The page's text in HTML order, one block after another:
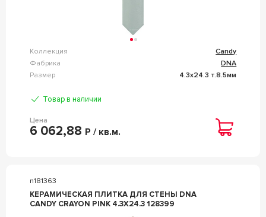
Коллекция
Candy
Фабрика
DNA
Размер
4.3x24.3 т.8.5мм
Товар в наличии
Цена
6 062,88 Р / кв.м.
n181363
КЕРАМИЧЕСКАЯ ПЛИТКА ДЛЯ СТЕНЫ DNA
CANDY CRAYON PINK 4.3X24.3 128399